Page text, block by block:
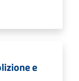
e